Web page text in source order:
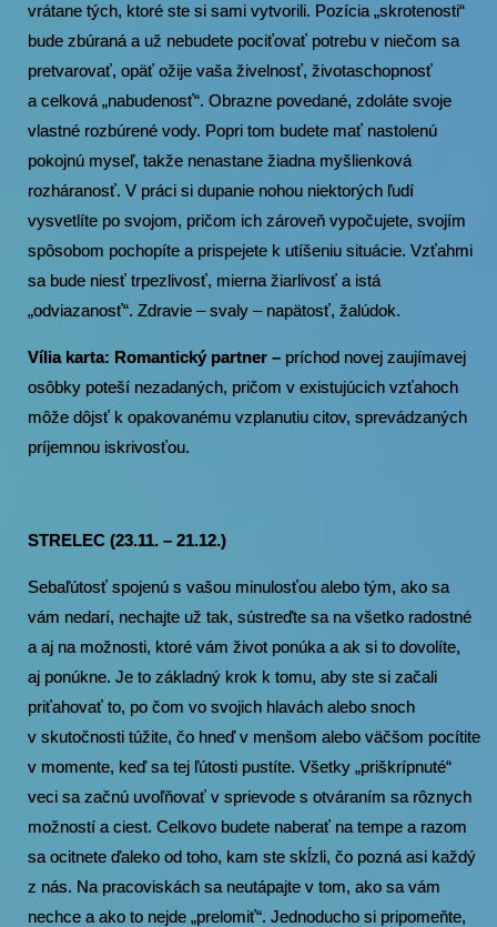
vrátane tých, ktoré ste si sami vytvorili. Pozícia „skrotenosti“
bude zbúraná a už nebudete pociťovať potrebu v niečom sa
pretvarovať, opäť ožije vaša živelnosť, životaschopnosť
a celková „nabudenosť“. Obrazne povedané, zdoláte svoje
vlastné rozbúrené vody. Popri tom budete mať nastolenú
pokojnú myseľ, takže nenastane žiadna myšlienková
rozháranosť. V práci si dupanie nohou niektorých ľudí
vysvetlíte po svojom, pričom ich zároveň vypočujete, svojím
spôsobom pochopíte a prispejete k utíšeniu situácie. Vzťahmi
sa bude niesť trpezlivosť, mierna žiarlivosť a istá
„odviazanosť“. Zdravie – svaly – napätosť, žalúdok.
Vília karta: Romantický partner – príchod novej zaujímavej
osôbky poteší nezadaných, pričom v existujúcich vzťahoch
môže dôjsť k opakovanému vzplanutiu citov, sprevádzaných
príjemnou iskrivosťou.
STRELEC (23.11. – 21.12.)
Sebaľútosť spojenú s vašou minulosťou alebo tým, ako sa
vám nedarí, nechajte už tak, sústreďte sa na všetko radostné
a aj na možnosti, ktoré vám život ponúka a ak si to dovolíte,
aj ponúkne. Je to základný krok k tomu, aby ste si začali
priťahovať to, po čom vo svojich hlavách alebo snoch
v skutočnosti túžite, čo hneď v menšom alebo väčšom pocítite
v momente, keď sa tej ľútosti pustíte. Všetky „priškrípnuté“
veci sa začnú uvoľňovať v sprievode s otváraním sa rôznych
možností a ciest. Celkovo budete naberať na tempe a razom
sa ocitnete ďaleko od toho, kam ste skĺzli, čo pozná asi každý
z nás. Na pracoviskách sa neutápajte v tom, ako sa vám
nechce a ako to nejde „prelomiť“. Jednoducho si pripomeňte,